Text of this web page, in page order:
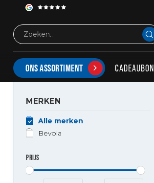
ONS ASSORTIMENT CADEAUBON
BEVOLA
MERKEN
Alle merken
Bevola
PRIJS